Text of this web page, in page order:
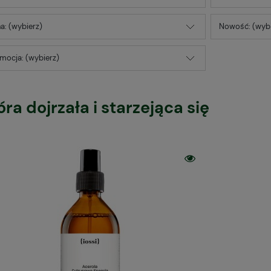
(wybierz) Nowość:
(wybierz)
dojrzała i starzejąca się